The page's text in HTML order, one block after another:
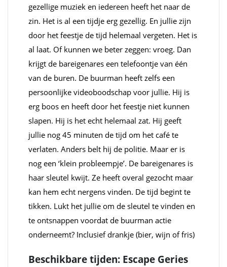
gezellige muziek en iedereen heeft het naar de
zin. Het is al een tijdje erg gezellig. En jullie zijn
door het feestje de tijd helemaal vergeten. Het is
al laat. Of kunnen we beter zeggen: vroeg. Dan
krijgt de bareigenares een telefoontje van één
van de buren. De buurman heeft zelfs een
persoonlijke videoboodschap voor jullie. Hij is
erg boos en heeft door het feestje niet kunnen
slapen. Hij is het echt helemaal zat. Hij geeft
jullie nog 45 minuten de tijd om het café te
verlaten. Anders belt hij de politie. Maar er is
nog een ‘klein probleempje’. De bareigenares is
haar sleutel kwijt. Ze heeft overal gezocht maar
kan hem echt nergens vinden. De tijd begint te
tikken. Lukt het jullie om de sleutel te vinden en
te ontsnappen voordat de buurman actie
onderneemt? Inclusief drankje (bier, wijn of fris)
Beschikbare tijden: Escape Geries